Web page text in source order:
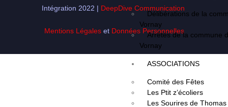
Délibérations de la
Vornay
Arrêtés de la commune
Vornay
ASSOCIATIONS
Comité des Fêtes
Les Ptit z’écoliers
Les Sourires de Thomas
Intégration 2022 | DeepDive Communication
Mentions Légaleset Données Personnelles